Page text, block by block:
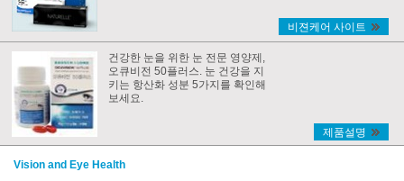
비젼케어 사이트
건강한 눈을 위한 눈 전문 영양제,
오큐비전 50플러스. 눈 건강을 지
키는 항산화 성분 5가지를 확인해
보세요.
제품설명
Vision and Eye Health